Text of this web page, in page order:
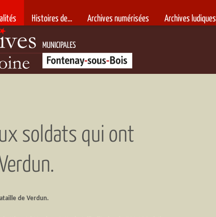
- Patrimoine - Fontenay-sous-Bois
sous-Bois
Histoires de... Archives numérisées Archives ludiques
soldats qui ont
de Verdun.